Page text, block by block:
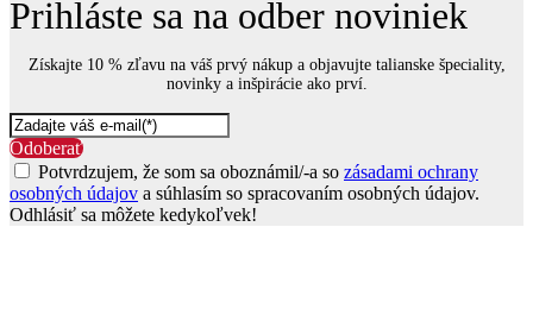
Prihláste sa na odber noviniek
Získajte 10 % zľavu na váš prvý nákup a objavujte talianske špeciality,
novinky a inšpirácie ako prví.
Odoberať
Potvrdzujem, že som sa oboznámil/-a so zásadami ochrany
osobných údajov a súhlasím so spracovaním osobných údajov.
Odhlásiť sa môžete kedykoľvek!